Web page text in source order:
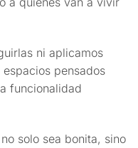
ni aplicamos
pensados
funcionalidad
solo sea bonita, sino